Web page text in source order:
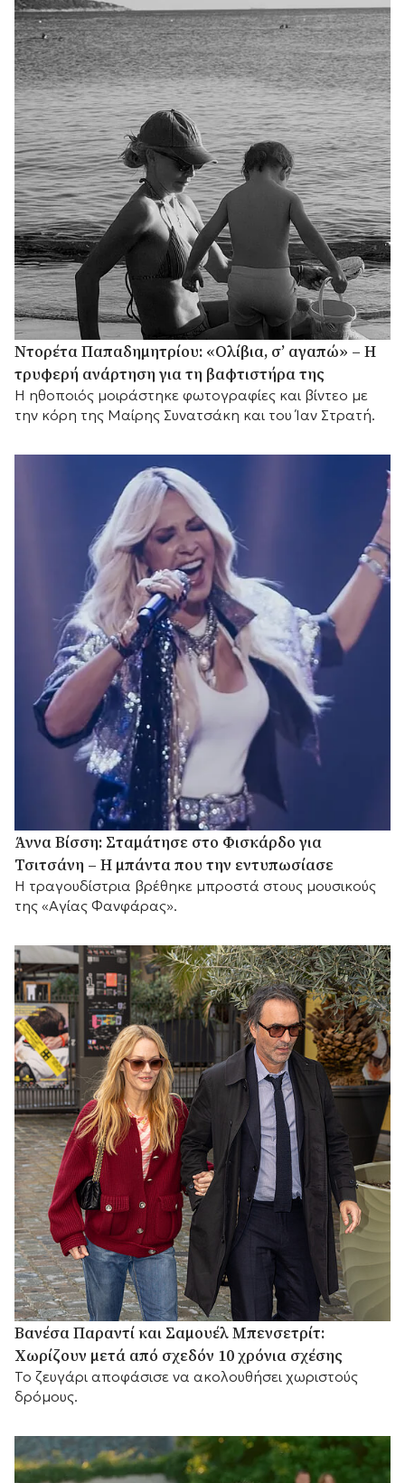
Ντορέτα Παπαδημητρίου: «Ολίβια, σ’ αγαπώ» – Η
τρυφερή ανάρτηση για τη βαφτιστήρα της
Η ηθοποιός μοιράστηκε φωτογραφίες και βίντεο με
την κόρη της Μαίρης Συνατσάκη και του Ίαν Στρατή.
Άννα Βίσση: Σταμάτησε στο Φισκάρδο για
Τσιτσάνη – Η μπάντα που την εντυπωσίασε
Η τραγουδίστρια βρέθηκε μπροστά στους μουσικούς
της «Αγίας Φανφάρας».
Βανέσα Παραντί και Σαμουέλ Μπενσετρίτ:
Χωρίζουν μετά από σχεδόν 10 χρόνια σχέσης
Το ζευγάρι αποφάσισε να ακολουθήσει χωριστούς
δρόμους.